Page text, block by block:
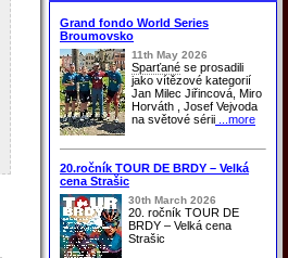
Grand fondo World Series
Broumovsko
11th May 2026
Sparťané se prosadili
jako vítězové kategorií
Jan Milec Jiřincová, Miro
Horváth , Josef Vejvoda
na světové sérii ...more
20.ročník TOUR DE BRDY – Velká
cena Strašic
30th March 2026
20. ročník TOUR DE
BRDY – Velká cena
Strašic